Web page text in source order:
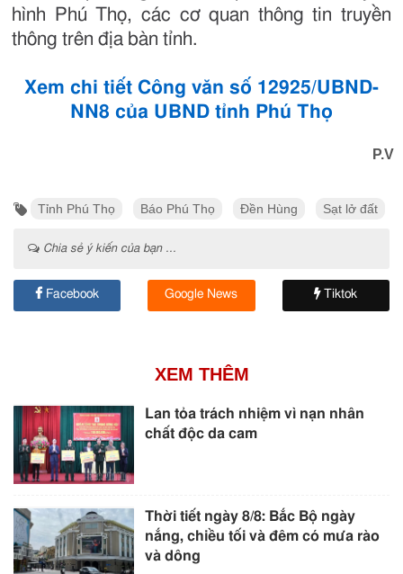
hình Phú Thọ, các cơ quan thông tin truyền
thông trên địa bàn tỉnh.
Xem chi tiết Công văn số 12925/UBND-
NN8 của UBND tỉnh Phú Thọ
P.V
Tỉnh Phú Thọ Báo Phú Thọ Đền Hùng Sạt lở đất
Chia sẻ ý kiến của bạn ...
Facebook Google News Tiktok
XEM THÊM
Lan tỏa trách nhiệm vì nạn nhân
chất độc da cam
Thời tiết ngày 8/8: Bắc Bộ ngày
nắng, chiều tối và đêm có mưa rào
và dông